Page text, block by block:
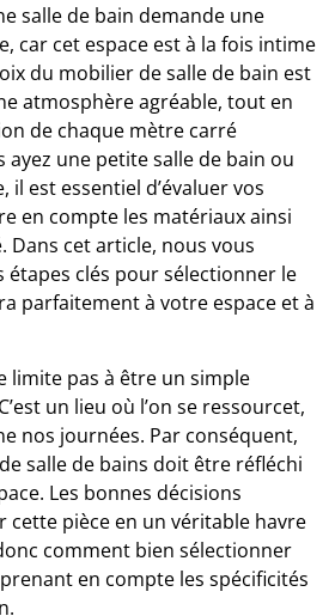
salle de bain demande une
car cet espace est à la fois intime
du mobilier de salle de bain est
atmosphère agréable, tout en
de chaque mètre carré
ayez une petite salle de bain ou
il est essentiel d’évaluer vos
en compte les matériaux ainsi
Dans cet article, nous vous
étapes clés pour sélectionner le
parfaitement à votre espace et à
limite pas à être un simple
un lieu où l’on se ressourcet,
nos journées. Par conséquent,
salle de bains doit être réfléchi
Les bonnes décisions
pièce en un véritable havre
comment bien sélectionner
en compte les spécificités